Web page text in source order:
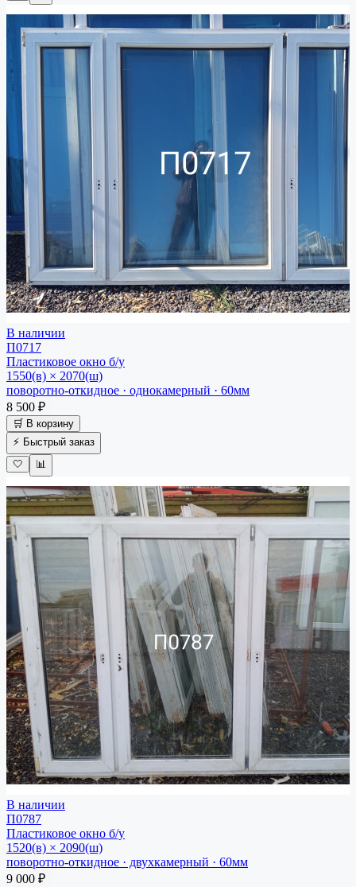
В наличии
П0717
Пластиковое окно б/у
1550(в) × 2070(ш)
поворотно-откидное · однокамерный · 60мм
8 500 ₽
🛒 В корзину
⚡ Быстрый заказ
🤍
📊
В наличии
П0787
Пластиковое окно б/у
1520(в) × 2090(ш)
поворотно-откидное · двухкамерный · 60мм
9 000 ₽